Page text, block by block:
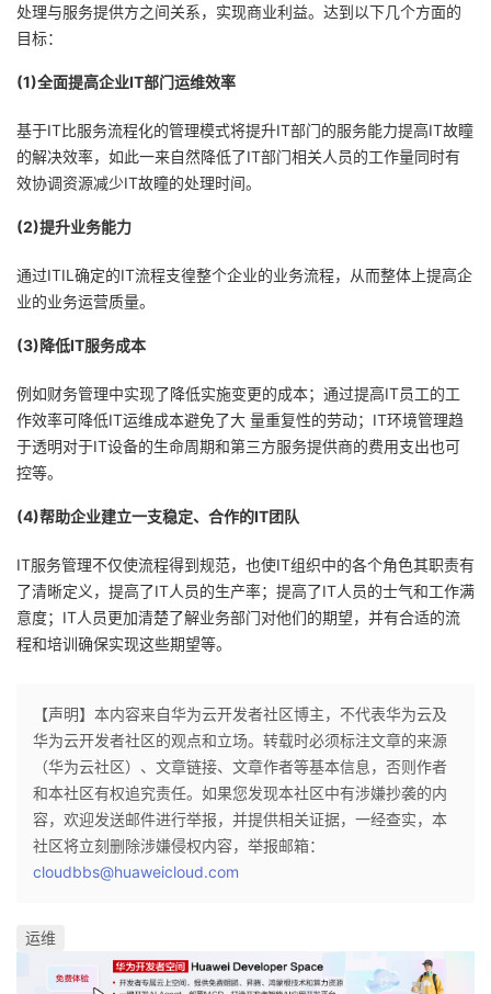
者
学
堂
我
课
程
的
认
证
我
的
实
验
我
的
收
藏
支
持
我
的
术
支
持
我
云
声
建
议
处理与服务提供方之间关系，实现商业利益。达到以下几个方面的
目标：
(1)全面提高企业IT部门运维效率
基于IT比服务流程化的管理模式将提升IT部门的服务能力提高IT故瞳
的解决效率，如此一来自然降低了IT部门相关人员的工作量同时有
效协调资源减少IT故瞳的处理时间。
(2)提升业务能力
通过ITIL确定的IT流程支徨整个企业的业务流程，从而整体上提高企
业的业务运营质量。
(3)降低IT服务成本
例如财务管理中实现了降低实施变更的成本；通过提高IT员工的工
作效率可降低IT运维成本避免了大 量重复性的劳动；IT环境管理趋
于透明对于IT设备的生命周期和第三方服务提供商的费用支出也可
控等。
(4)帮助企业建立一支稳定、合作的IT团队
IT服务管理不仅使流程得到规范，也使IT组织中的各个角色其职责有
了清晰定义，提高了IT人员的生产率；提高了IT人员的士气和工作满
意度；IT人员更加清楚了解业务部门对他们的期望，并有合适的流
程和培训确保实现这些期望等。
【声明】本内容来自华为云开发者社区博主，不代表华为云及
华为云开发者社区的观点和立场。转载时必须标注文章的来源
（华为云社区）、文章链接、文章作者等基本信息，否则作者
和本社区有权追究责任。如果您发现本社区中有涉嫌抄袭的内
容，欢迎发送邮件进行举报，并提供相关证据，一经查实，本
社区将立刻删除涉嫌侵权内容，举报邮箱：
cloudbbs@huaweicloud.com
运维